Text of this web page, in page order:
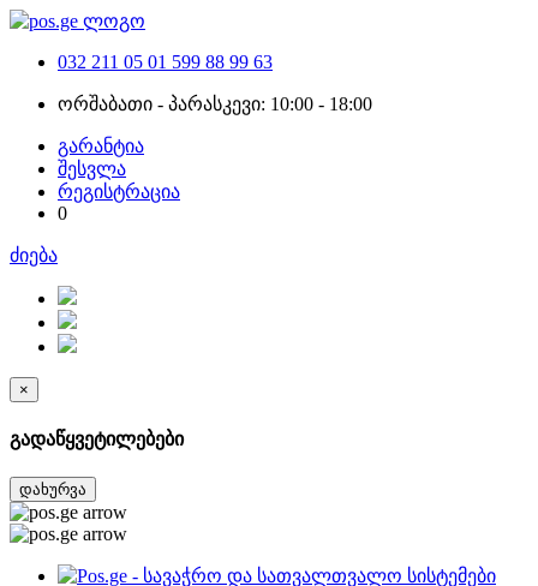
032 211 05 01 599 88 99 63
ორშაბათი - პარასკევი: 10:00 - 18:00
გარანტია
შესვლა
რეგისტრაცია
0
ძიება
×
გადაწყვეტილებები
დახურვა